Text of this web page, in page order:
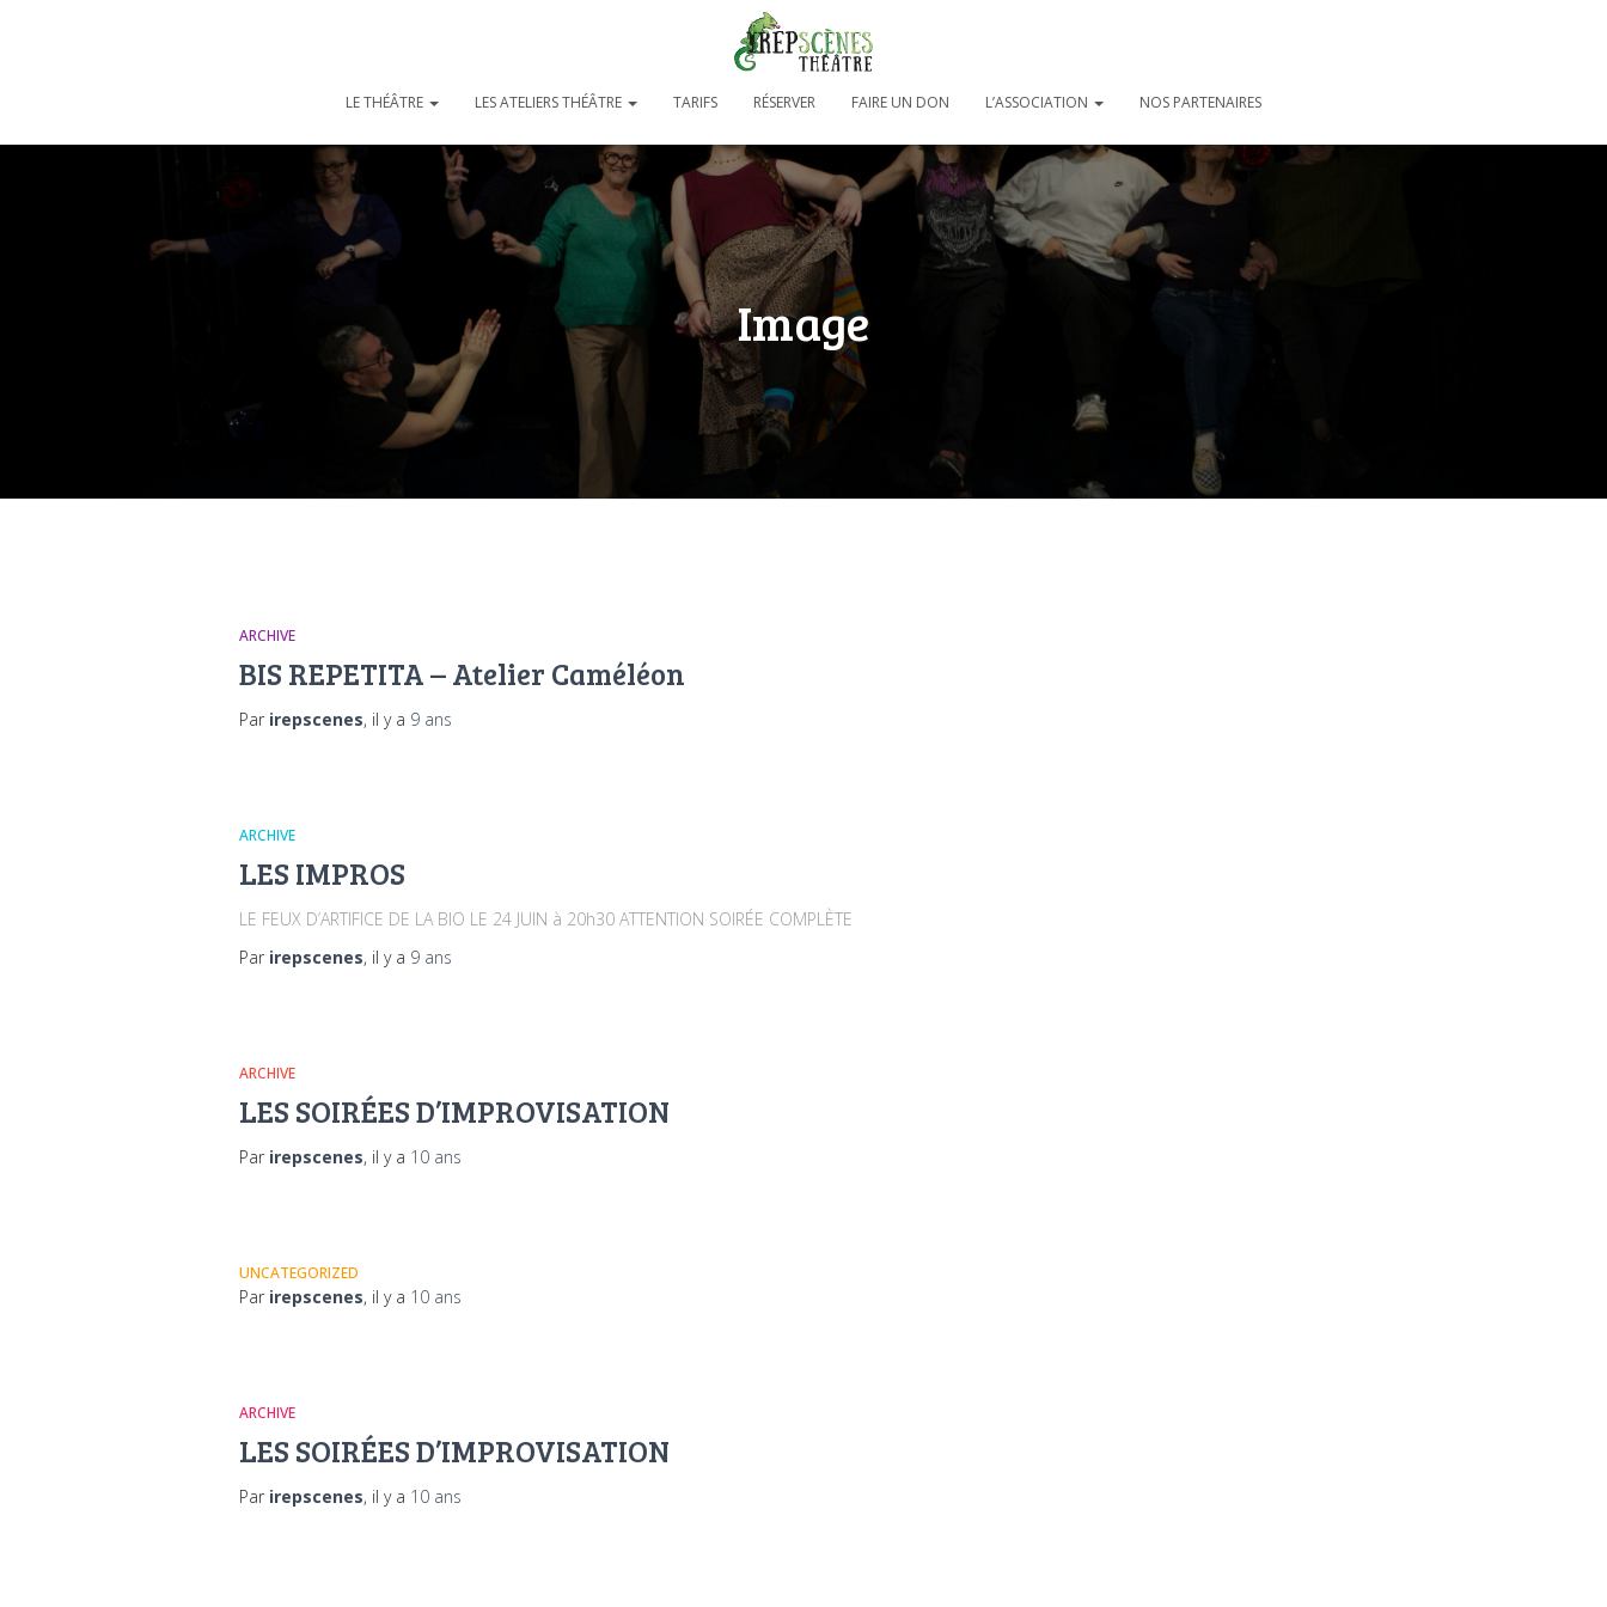
LE THÉÂTRE LES ATELIERS THÉÂTRE TARIFS RÉSERVER FAIRE UN DON L’ASSOCIATION NOS PARTENAIRES
Image
ARCHIVE
BIS REPETITA – Atelier Caméléon
Par irepscenes, il y a 9 ans
ARCHIVE
LES IMPROS
LE FEUX D’ARTIFICE DE LA BIO LE 24 JUIN à 20h30 ATTENTION SOIRÉE COMPLÈTE
Par irepscenes, il y a 9 ans
ARCHIVE
LES SOIRÉES D’IMPROVISATION
Par irepscenes, il y a 10 ans
UNCATEGORIZED
Par irepscenes, il y a 10 ans
ARCHIVE
LES SOIRÉES D’IMPROVISATION
Par irepscenes, il y a 10 ans